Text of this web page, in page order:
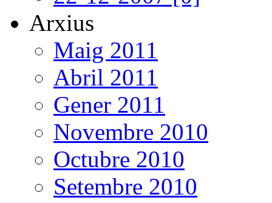
Arxius
Maig 2011
Abril 2011
Gener 2011
Novembre 2010
Octubre 2010
Setembre 2010